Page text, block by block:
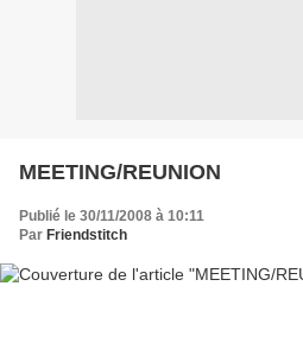
MEETING/REUNION
Publié le 30/11/2008 à 10:11
Par Friendstitch